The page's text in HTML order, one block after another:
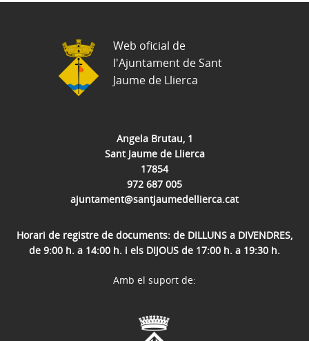
Angela Brutau, 1
Sant Jaume de Llierca
17854
972 687 005
ajuntament@santjaumedellierca.cat
Horari de registre de documents: de DILLUNS a DIVENDRES,
de 9:00 h. a 14:00 h. i els DIJOUS de 17:00 h. a 19:30 h.
Web oficial de
l'Ajuntament de Sant
Jaume de Llierca
Amb el suport de: